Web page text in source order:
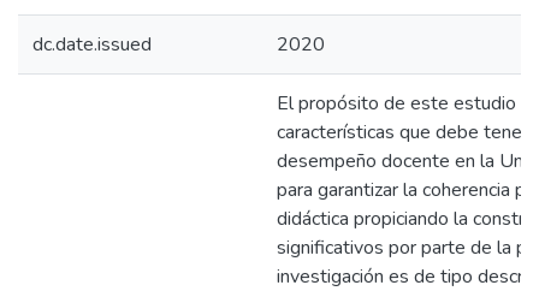
dc.date.issued 2020
El propósito de este estudio
características que debe tener
desempeño docente en la
para garantizar la coherencia
didáctica propiciando la
significativos por parte de la
investigación es de tipo